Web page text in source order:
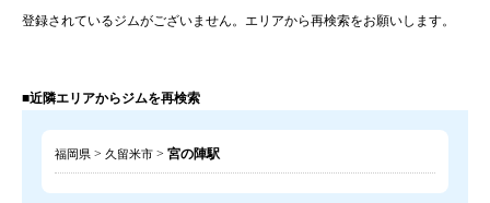
登録されているジムがございません。エリアから再検索をお願いします。
■近隣エリアからジムを再検索
福岡県 > 久留米市 > 宮の陣駅